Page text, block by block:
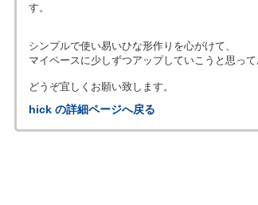
す。
シンプルで使い易いひな形作りを心がけて、
マイペースに少しずつアップしていこうと思って
どうぞ宜しくお願い致します。
hick の詳細ページへ戻る